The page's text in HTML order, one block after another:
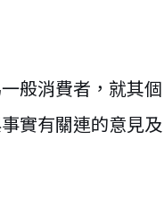
般消費者，就其個
實有關連的意見及